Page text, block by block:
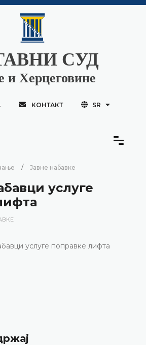
СУД
и Херцеговине
КОНТАКТ SR
Јавне набавке
услуге
услуге поправке лифта